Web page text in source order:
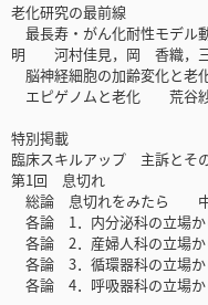
老化研究の最前線
最長寿・がん化耐性モデル
明 河村佳見，岡 香織，
脳神経細胞の加齢変化と
エピゲノムと老化 荒谷紗
特別掲載
臨床スキルアップ 主訴とそ
第1回 息切れ
総論 息切れをみたら 中
各論 1．内分泌科の立場
各論 2．産婦人科の立場
各論 3．循環器科の立場
各論 4．呼吸器科の立場